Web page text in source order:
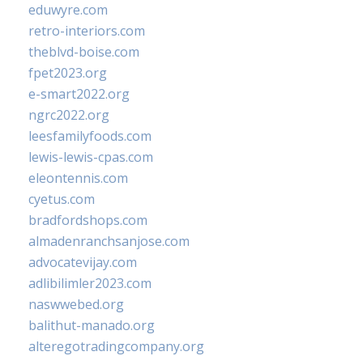
eduwyre.com
retro-interiors.com
theblvd-boise.com
fpet2023.org
e-smart2022.org
ngrc2022.org
leesfamilyfoods.com
lewis-lewis-cpas.com
eleontennis.com
cyetus.com
bradfordshops.com
almadenranchsanjose.com
advocatevijay.com
adlibilimler2023.com
naswwebed.org
balithut-manado.org
alteregotradingcompany.org